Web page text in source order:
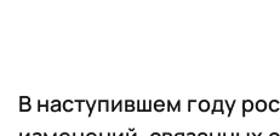
В наступившем году